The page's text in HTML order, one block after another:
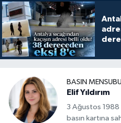
BASIN
Elif Yıldırım
3 Ağustos 1988
basın kartına